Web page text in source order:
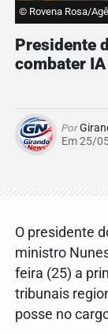
© Rovena Rosa/
Presidente
combater
Por
Em 25/
O presidente
ministro
feira (25) a
tribunais
posse no